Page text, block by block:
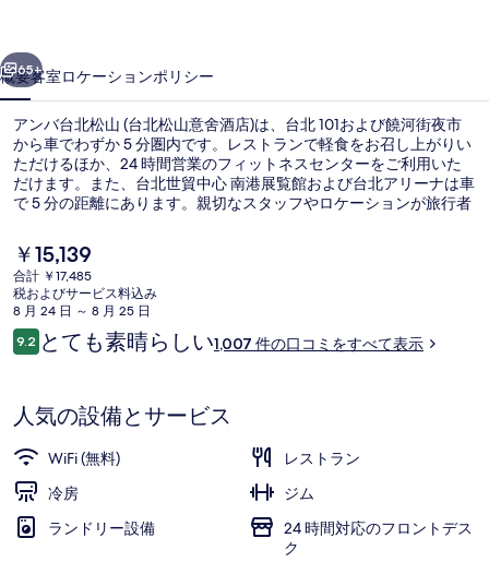
(台
北
松
山
意
舍
酒
店)
の
真
ギ
ャ
ラ
65+
概要客室ロケーションポリシー
アンバ台北松山 (台北松山意舍酒店)は、台北 101および饒河街夜市
から車でわずか 5 分圏内です。レストランで軽食をお召し上がりい
ただけるほか、24 時間営業のフィットネスセンターをご利用いた
だけます。また、台北世貿中心 南港展覧館および台北アリーナは車
で 5 分の距離にあります。親切なスタッフやロケーションが旅行者
地下鉄 後山埤駅までは徒歩 7 分です。
現
在
の
料
金
は
す
￥15,139
合計 ￥17,485
税およびサービス料込み
8 月 24 日 ～ 8 月 25 日
口
コ
9.210段階中9.2
とても素晴らしい1,007 件の口コミをすべて表示
人気の設備とサービス
WiFi (無料)
レストラン
冷房
ジム
ランドリー設備
24 時間対応のフロントデス
ク